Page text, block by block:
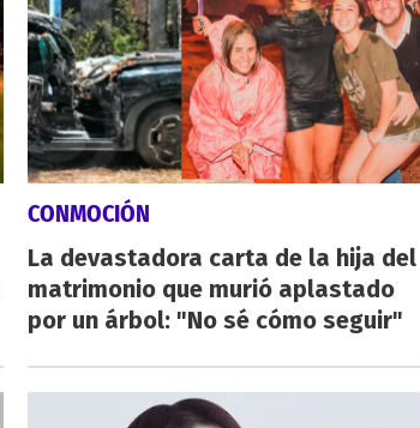
CONMOCIÓN
La devastadora carta de la hija del
matrimonio que murió aplastado
por un árbol: "No sé cómo seguir"